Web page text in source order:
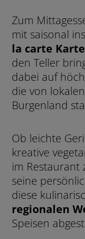
Zum
mit saisonal
la carte Karte
den Teller
dabei auf
die von
Burgenland
Ob leichte
kreative
im Restaurant
seine
diese
regionalen
Speisen